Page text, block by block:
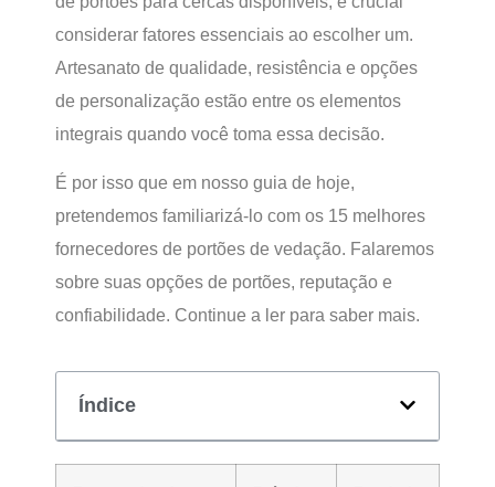
considerar fatores essenciais ao escolher um.
Artesanato de qualidade, resistência e opções
de personalização estão entre os elementos
integrais quando você toma essa decisão.
É por isso que em nosso guia de hoje,
pretendemos familiarizá-lo com os 15 melhores
fornecedores de portões de vedação. Falaremos
sobre suas opções de portões, reputação e
confiabilidade. Continue a ler para saber mais.
Índice